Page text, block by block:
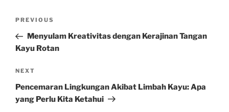
Previous
Post
PREVIOUS
Menyulam Kreativitas dengan Kerajinan Tangan
Kayu Rotan
Next
Post
NEXT
Pencemaran Lingkungan Akibat Limbah Kayu: Apa
yang Perlu Kita Ketahui